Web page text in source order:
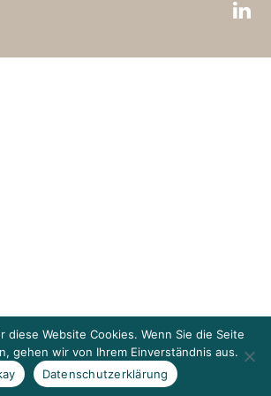
diese Website Cookies. Wenn Sie die Seite
gehen wir von Ihrem Einverständnis aus.
Datenschutzerklärung